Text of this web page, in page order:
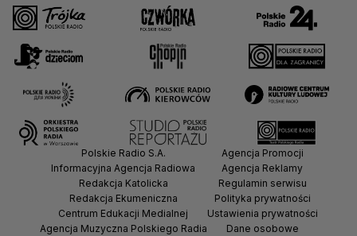
Polskie Radio S.A.
Informacyjna Agencja Radiowa
Redakcja Katolicka
Redakcja Ekumeniczna
Centrum Edukacji Medialnej
Agencja Muzyczna Polskiego Radia
Agencja Promocji
Agencja Reklamy
Regulamin serwisu
Polityka prywatności
Ustawienia prywatności
Dane osobowe